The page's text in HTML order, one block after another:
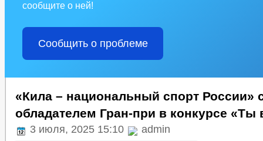
сообщите о ней!
Сообщить о проблеме
«Кила – национальный спорт России»
обладателем Гран-при в конкурсе «Ты
3 июля, 2025 15:10 admin